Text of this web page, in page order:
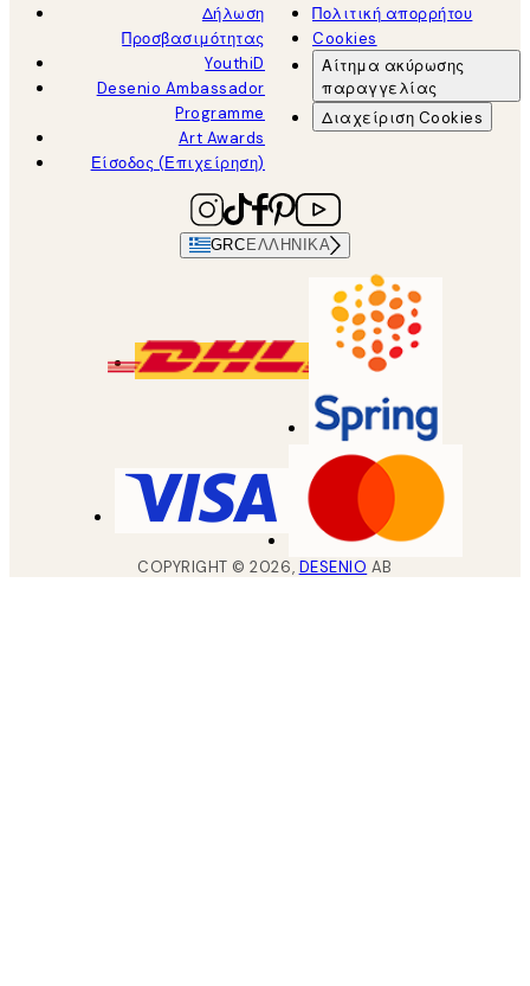
Δήλωση
Προσβασιμότητας
YouthiD
Desenio Ambassador
Programme
Art Awards
Είσοδος (Επιχείρηση)
Πολιτική απορρήτου
Cookies
Αίτημα ακύρωσης
παραγγελίας
Διαχείριση Cookies
GRC ΕΛΛΗΝΙΚΆ
COPYRIGHT ©2026, DESENIO AB